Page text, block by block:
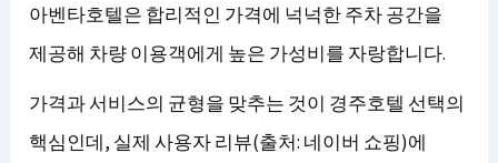
아벤타호텔은 합리적인 가격에 넉넉한 주차 공간을
제공해 차량 이용객에게 높은 가성비를 자랑합니다.
가격과 서비스의 균형을 맞추는 것이 경주호텔 선택의
핵심인데, 실제 사용자 리뷰(출처: 네이버 쇼핑)에